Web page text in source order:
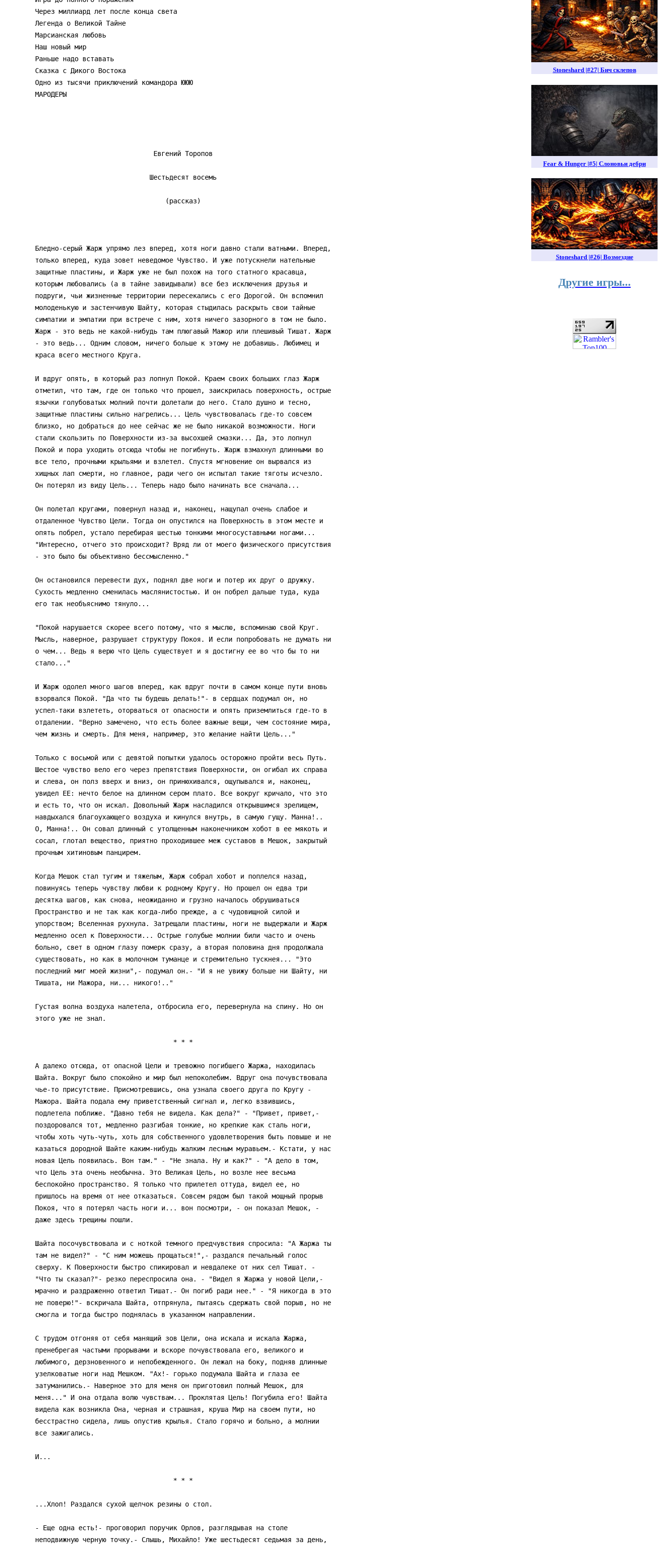
Stoneshard |#27| Бич склепов
Fear & Hunger |#5| Слоновьи дебри
Stoneshard |#26| Возмездие
Другие игры...